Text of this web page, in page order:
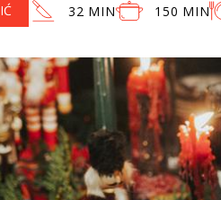
32 MIN 150 MIN